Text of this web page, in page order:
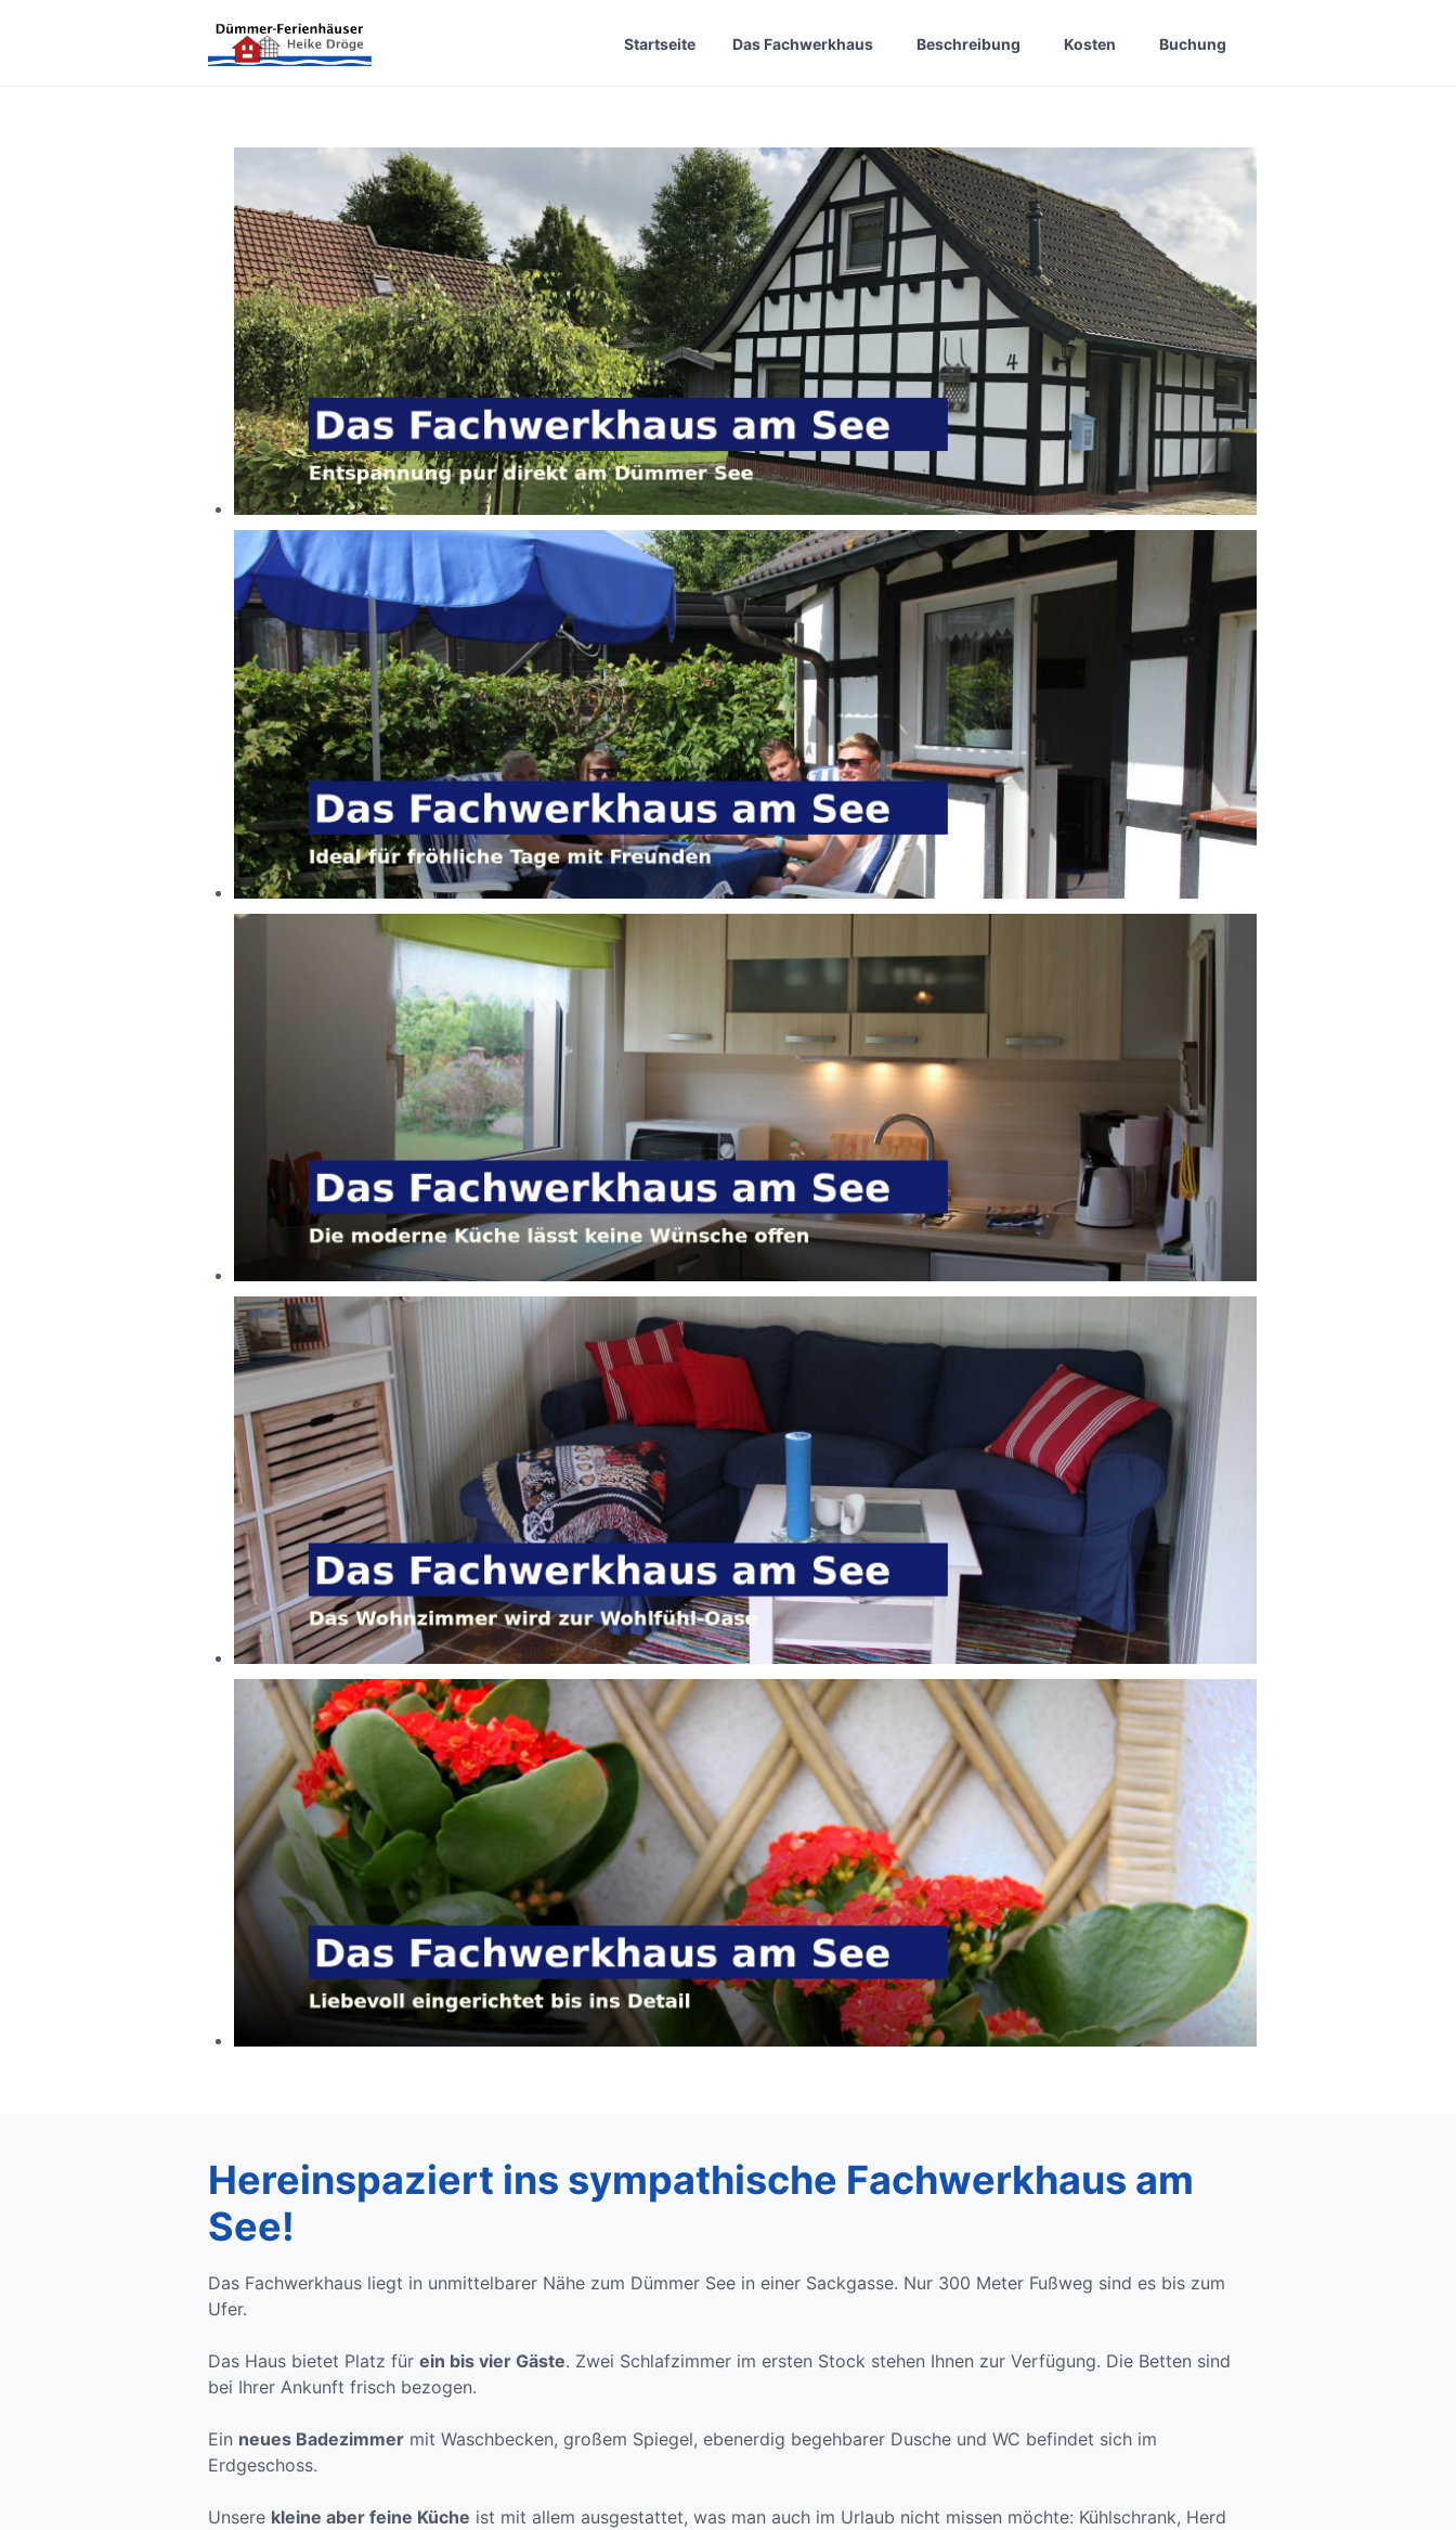
Startseite Das Fachwerkhaus Beschreibung Kosten Buchung
Hereinspaziert ins sympathische Fachwerkhaus am
See!
Das Fachwerkhaus liegt in unmittelbarer Nähe zum Dümmer See in einer Sackgasse. Nur 300 Meter Fußweg sind es bis zum
Ufer.
Das Haus bietet Platz für ein bis vier Gäste. Zwei Schlafzimmer im ersten Stock stehen Ihnen zur Verfügung. Die Betten sind
bei Ihrer Ankunft frisch bezogen.
Ein neues Badezimmer mit Waschbecken, großem Spiegel, ebenerdig begehbarer Dusche und WC befindet sich im
Erdgeschoss.
Unsere kleine aber feine Küche ist mit allem ausgestattet, was man auch im Urlaub nicht missen möchte: Kühlschrank, Herd